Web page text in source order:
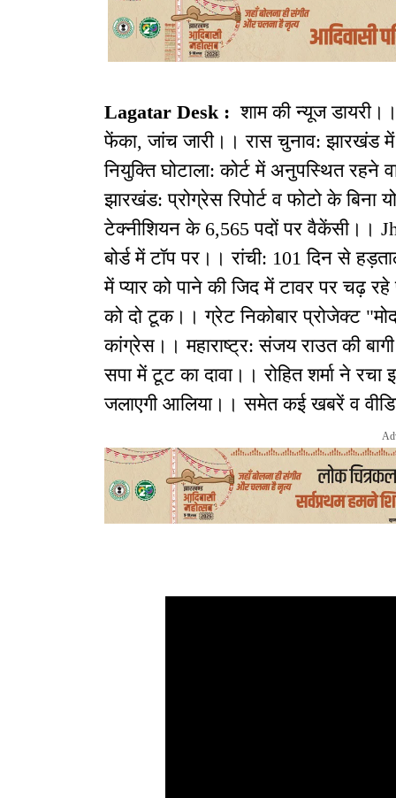
Lagatar Desk :शाम की न्यूज
फेंका, जांच जारी।। रास चुनाव: झारखंड
नियुक्ति घोटाला: कोर्ट में अनुपस्थित रहने
झारखंड: प्रोग्रेस रिपोर्ट व फोटो के बिना
टेक्नीशियन के 6,565 पदों पर वैकेंसी।।
बोर्ड में टॉप पर।। रांची: 101 दिन से
में प्यार को पाने की जिद में टावर पर चढ़ रहे
को दो टूक।। ग्रेट निकोबार प्रोजेक्ट
कांग्रेस।। महाराष्ट्र: संजय राउत की
सपा में टूट का दावा।। रोहित शर्मा ने
जलाएगी आलिया।। समेत कई खबरें व